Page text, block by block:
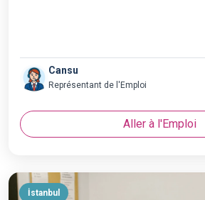
Cansu
Représentant de l'Emploi
Aller à l'Emploi
İstanbul